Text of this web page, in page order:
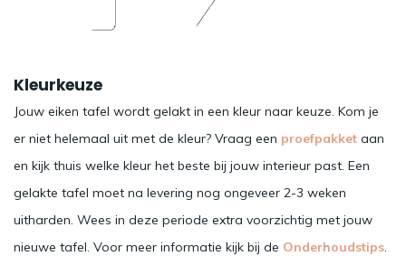
Kleurkeuze
Jouw eiken tafel wordt gelakt in een kleur naar keuze. Kom je
er niet helemaal uit met de kleur? Vraag een proefpakket aan
en kijk thuis welke kleur het beste bij jouw interieur past. Een
gelakte tafel moet na levering nog ongeveer 2-3 weken
uitharden. Wees in deze periode extra voorzichtig met jouw
nieuwe tafel. Voor meer informatie kijk bij de Onderhoudstips.